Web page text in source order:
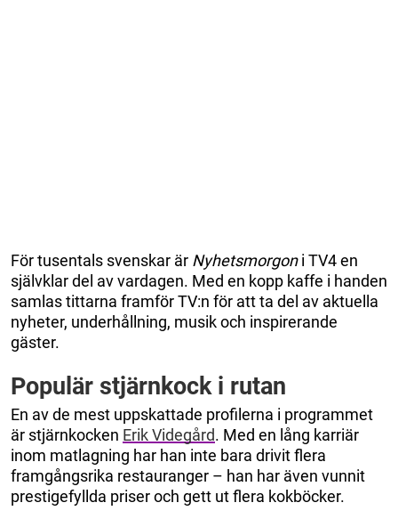
För tusentals svenskar är Nyhetsmorgoni TV4 en
självklar del av vardagen. Med en kopp kaffe i handen
samlas tittarna framför TV:n för att ta del av aktuella
nyheter, underhållning, musik och inspirerande
gäster.
Populär stjärnkock i rutan
En av de mest uppskattade profilerna i programmet
är stjärnkocken Erik Videgård. Med en lång karriär
inom matlagning har han inte bara drivit flera
framgångsrika restauranger – han har även vunnit
prestigefyllda priser och gett ut flera kokböcker.